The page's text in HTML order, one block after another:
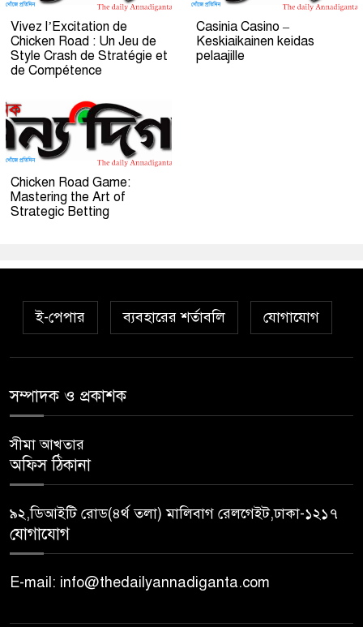
Vivez l’Excitation de
Chicken Road : Un Jeu de
Style Crash de Stratégie et
de Compétence
Casinia Casino –
Keskiaikainen keidas
pelaajille
Chicken Road Game:
Mastering the Art of
Strategic Betting
ই-পেপার ব্যবহারের শর্তাবলি যোগাযোগ
সম্পাদক ও প্রকাশক
সীমা আখতার
অফিস ঠিকানা
৯২,ডিআইটি রোড(৪র্থ তলা) মালিবাগ রেলগেইট,ঢাকা-১২১৭
যোগাযোগ
E-mail: info@thedailyannadiganta.com